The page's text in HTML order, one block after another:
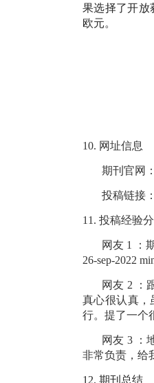
果选择了开放
欧元。
10. 网址信息
期刊官网：
投稿链接：
11. 投稿经验
网友 1 ：
26-sep-2022
网友 2
：
真心很认真，
行。提了一个
网友 3 ：
非常负责，给
12. 期刊总结